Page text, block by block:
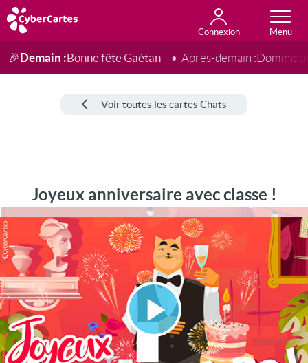
Connexion
Anniversaire
Fête du jour
Amour
Amitié
Merci
Toutes les cartes
🎉Demain :Bonne fête Gaétan Après-demain :
Voir toutes les cartes Chats
Joyeux anniversaire avec classe !
Lire